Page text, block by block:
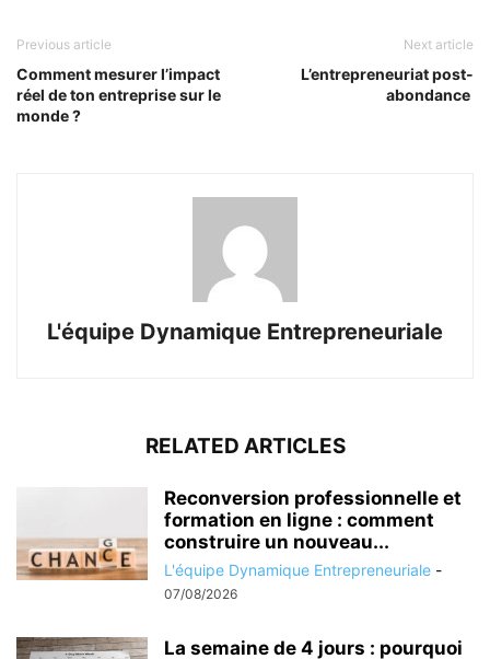
Previous article
Comment mesurer l’impact
réel de ton entreprise sur le
monde ?
Next article
L’entrepreneuriat post-
abondance
L'équipe Dynamique Entrepreneuriale
RELATED ARTICLES
Reconversion professionnelle et
formation en ligne : comment
construire un nouveau...
L'équipe Dynamique Entrepreneuriale -
07/08/2026
La semaine de 4 jours : pourquoi